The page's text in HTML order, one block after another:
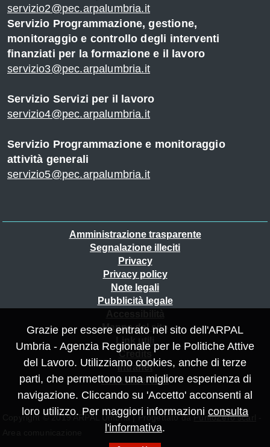
servizio2@pec.arpalumbria.it
Servizio Programmazione, gestione,
monitoraggio e controllo degli interventi
finanziati per la formazione e il lavoro
servizio3@pec.arpalumbria.it
Servizio Servizi per il lavoro
servizio4@pec.arpalumbria.it
Servizio Programmazione e monitoraggio
attività generali
servizio5@pec.arpalumbria.it
Amministrazione trasparente
Segnalazione illeciti
Privacy
Privacy policy
Note legali
Pubblicità legale
Mappa del sito
Link utili
Credits
Intranet
Area Riservata
Copyright © 2019 ARPAL Umbria | Progettato daPuntoZero scarl
Grazie per essere entrato nel sito dell'ARPAL
Umbria - Agenzia Regionale per le Politiche Attive
del Lavoro. Utilizziamo cookies, anche di terze
parti, che permettono una migliore esperienza di
navigazione. Cliccando su 'Accetto' acconsenti al
loro utilizzo. Per maggiori informazioni consulta
l'informativa.